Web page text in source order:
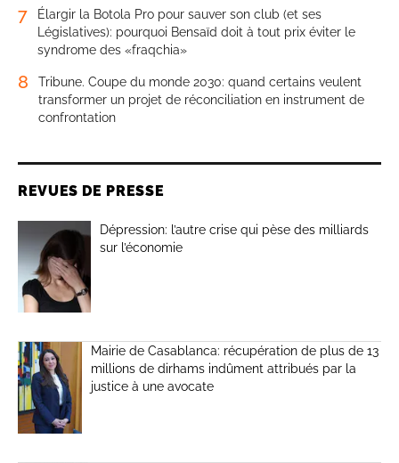
7
Élargir la Botola Pro pour sauver son club (et ses
Législatives): pourquoi Bensaïd doit à tout prix éviter le
syndrome des «fraqchia»
8
Tribune. Coupe du monde 2030: quand certains veulent
transformer un projet de réconciliation en instrument de
confrontation
REVUES DE PRESSE
Dépression: l’autre crise qui pèse des milliards
sur l’économie
Mairie de Casablanca: récupération de plus de 13
millions de dirhams indûment attribués par la
justice à une avocate